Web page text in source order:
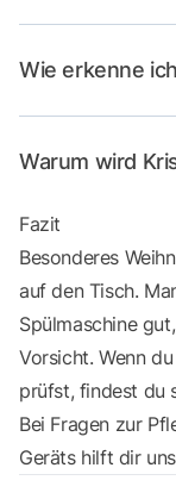
Wie erkenne
Warum wird
Fazit
Besonderes
auf den Tisch.
Spülmaschine
Vorsicht. Wenn
prüfst, findest du
Bei Fragen zur
Geräts hilft dir